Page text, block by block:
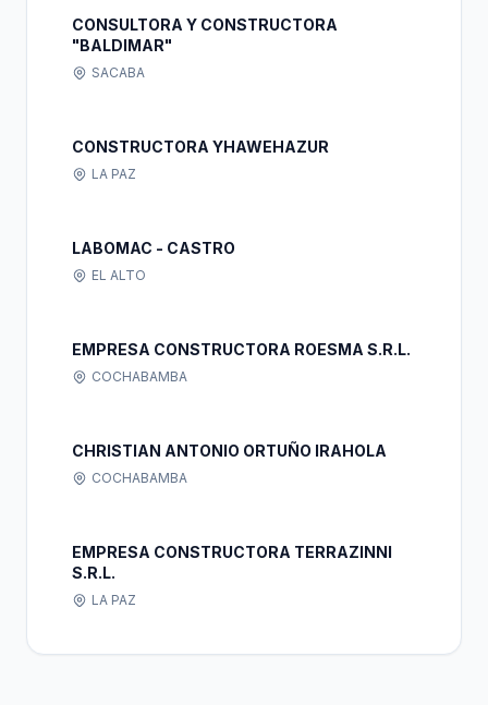
CONSULTORA Y CONSTRUCTORA
"BALDIMAR"
SACABA
CONSTRUCTORA YHAWEHAZUR
LA PAZ
LABOMAC - CASTRO
EL ALTO
EMPRESA CONSTRUCTORA ROESMA S.R.L.
COCHABAMBA
CHRISTIAN ANTONIO ORTUÑO IRAHOLA
COCHABAMBA
EMPRESA CONSTRUCTORA TERRAZINNI
S.R.L.
LA PAZ